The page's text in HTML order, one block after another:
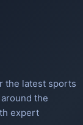
the latest sports
the
expert